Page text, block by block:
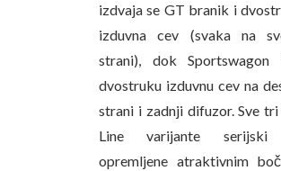
izdvaja se GT branik i
izduvna cev (svaka na
strani), dok Sportswagon
dvostruku izduvnu cev na
strani i zadnji difuzor. Sve
Line varijante serijski
opremljene atraktivnim